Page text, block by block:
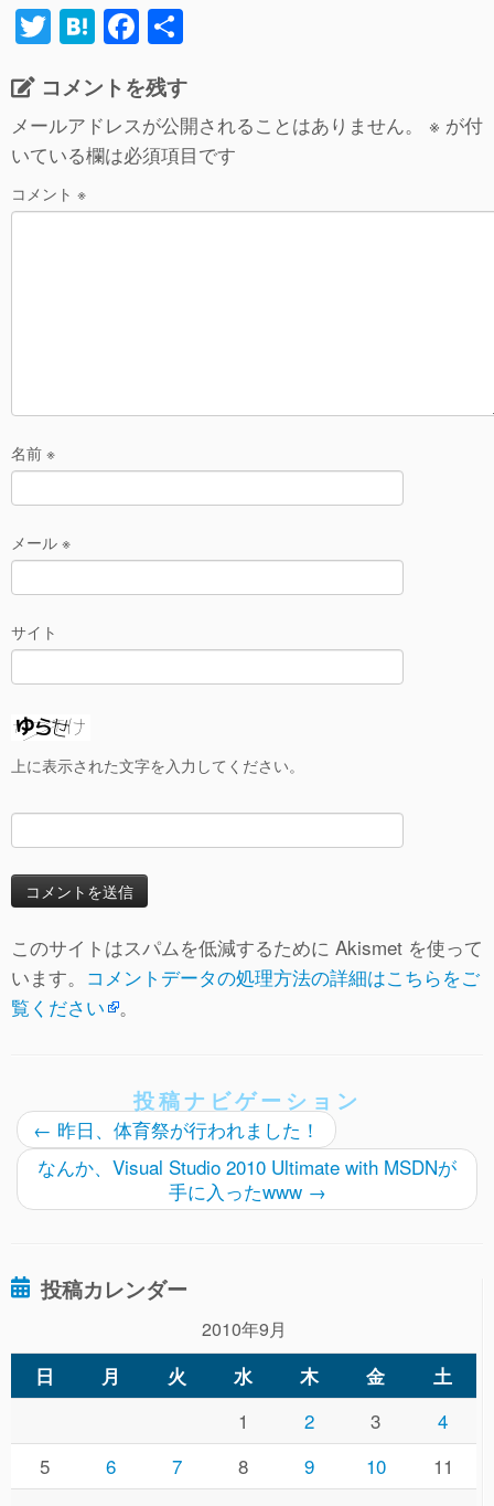
T
tt
er
H
e
n
a
F
a
c
e
b
o
コメントを残す
メールアドレスが公開されることはありません。 ※ が付
いている欄は必須項目です
コメント ※
名前 ※
メール ※
サイト
上に表示された文字を入力してください。
このサイトはスパムを低減するために Akismet を使って
います。 コメントデータの処理方法の詳細はこちらをご
覧ください
。
投稿ナビゲーション
← 昨日、体育祭が行われました！
なんか、Visual Studio 2010 Ultimate with MSDNが
手に入ったwww →
投稿カレンダー
2010年9月
日 月 火 水 木 金 土
1 2 3
4
5
6 7 8 9 10
11